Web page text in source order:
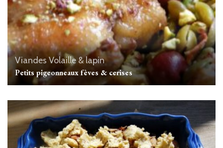
Viandes Volaille & lapin
Petits pigeonneaux fèves & cerises